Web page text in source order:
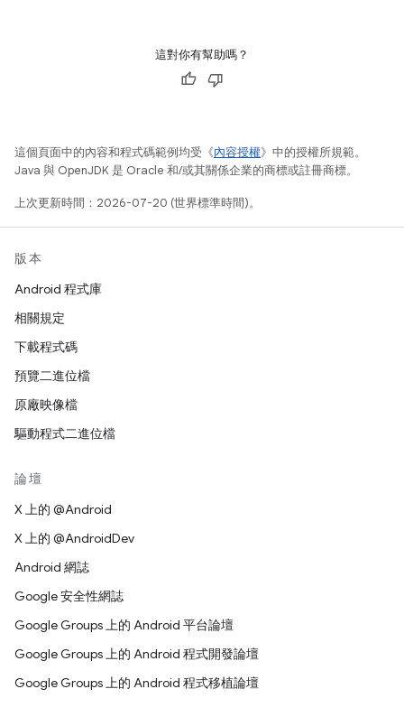
這對你有幫助嗎？
這個頁面中的內容和程式碼範例均受《內容授權》中的授權所規範。
Java 與 OpenJDK 是 Oracle 和/或其關係企業的商標或註冊商標。
上次更新時間：2026-07-20 (世界標準時間)。
版本
Android 程式庫
相關規定
下載程式碼
預覽二進位檔
原廠映像檔
驅動程式二進位檔
論壇
X 上的 @Android
X 上的 @AndroidDev
Android 網誌
Google 安全性網誌
Google Groups 上的 Android 平台論壇
Google Groups 上的 Android 程式開發論壇
Google Groups 上的 Android 程式移植論壇